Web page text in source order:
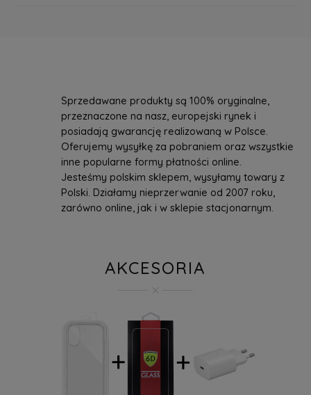
Sprzedawane produkty są 100% oryginalne,
przeznaczone na nasz, europejski rynek i
posiadają gwarancję realizowaną w Polsce.
Oferujemy wysyłkę za pobraniem oraz wszystkie
inne popularne formy płatności online.
Jesteśmy polskim sklepem, wysyłamy towary z
Polski. Działamy nieprzerwanie od 2007 roku,
zarówno online, jak i w sklepie stacjonarnym.
AKCESORIA